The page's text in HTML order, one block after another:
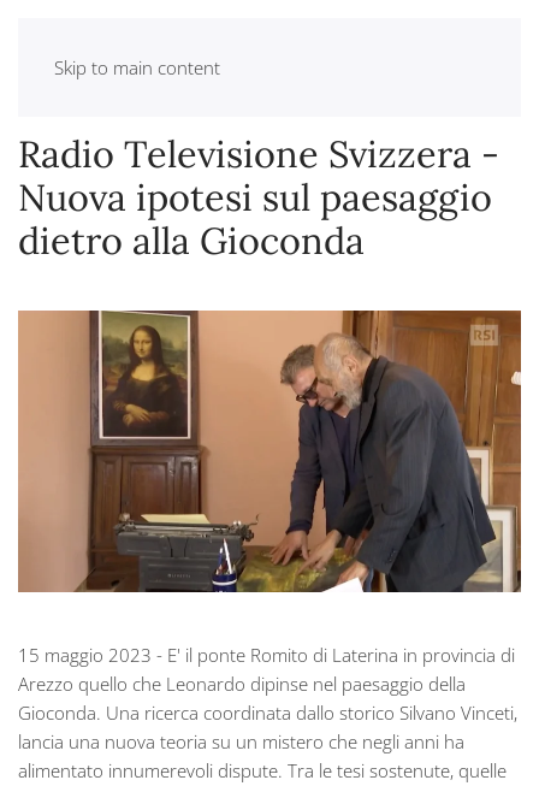
Skip to main content
Radio Televisione Svizzera -
Nuova ipotesi sul paesaggio
dietro alla Gioconda
15 maggio 2023 - E' il ponte Romito di Laterina in provincia di
Arezzo quello che Leonardo dipinse nel paesaggio della
Gioconda. Una ricerca coordinata dallo storico Silvano Vinceti,
lancia una nuova teoria su un mistero che negli anni ha
alimentato innumerevoli dispute. Tra le tesi sostenute, quelle